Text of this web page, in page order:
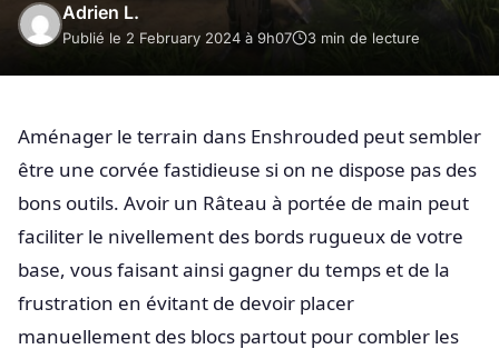
Adrien L.
Publié le 2 February 2024 à 9h07 3 min de lecture
Aménager le terrain dans Enshrouded peut sembler
être une corvée fastidieuse si on ne dispose pas des
bons outils. Avoir un Râteau à portée de main peut
faciliter le nivellement des bords rugueux de votre
base, vous faisant ainsi gagner du temps et de la
frustration en évitant de devoir placer
manuellement des blocs partout pour combler les